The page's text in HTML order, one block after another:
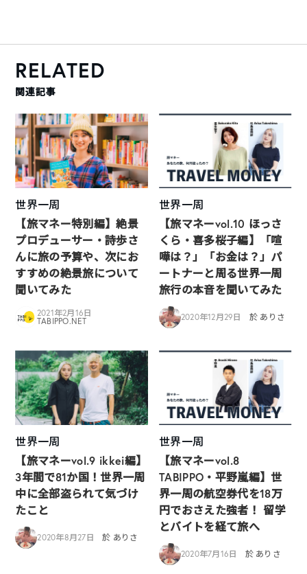
RELATED
関連記事
世界一周
【旅マネー特別編】絶景
プロデューサー・詩歩さ
んに旅の予算や、次にお
すすめの絶景旅について
聞いてみた
2021年2月16日
TABIPPO.NET
世界一周
【旅マネーvol.10 ほっさ
くら・喜多桜子編】「喧
嘩は？」「お金は？」パ
ートナーと周る世界一周
旅行の本音を聞いてみた
2020年12月29日 於 ありさ
世界一周
【旅マネーvol.9 ikkei編】
3年間で81か国！世界一周
中に全部盗られて気づけ
たこと
2020年8月27日 於 ありさ
世界一周
【旅マネーvol.8
TABIPPO・平野嵐編】世
界一周の航空券代を18万
円でおさえた強者！ 留学
とバイトを経て旅へ
2020年7月16日 於 ありさ